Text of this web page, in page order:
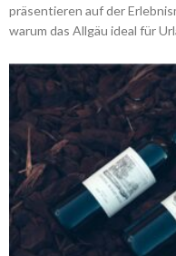
präsentieren auf der
warum das Allgäu ideal für